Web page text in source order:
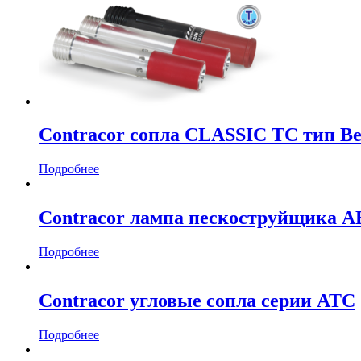
Contracor сопла CLASSIC TC тип
Подробнее
Contracor лампа пескоструйщика
Подробнее
Contracor угловые сопла серии ATC
Подробнее